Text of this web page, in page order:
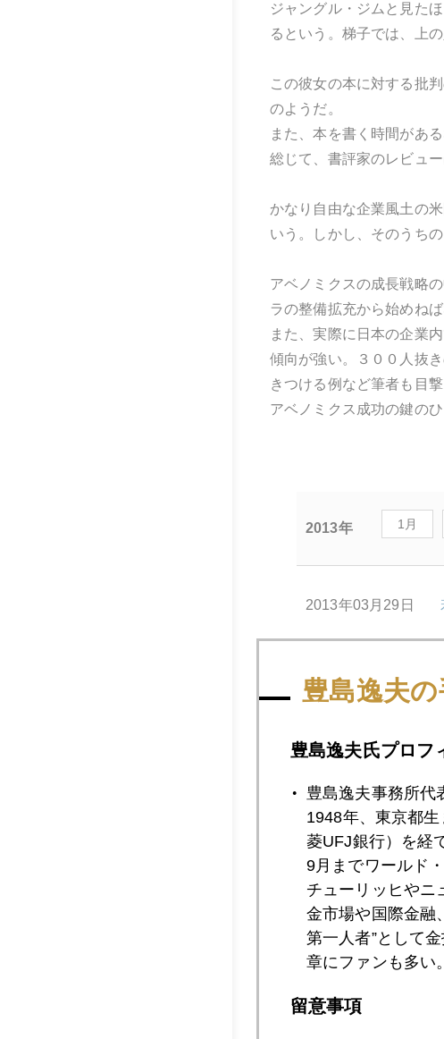
ジャングル・ジムと見た
るという。梯子では、上
この彼女の本に対する批
のようだ。
また、本を書く時間があ
総じて、書評家のレビュ
かなり自由な企業風土の
いう。しかし、そのうち
アベノミクスの成長戦略
ラの整備拡充から始めねば
また、実際に日本の企業
傾向が強い。３００人抜
きつける例など筆者も目
アベノミクス成功の鍵の
2013年 1月
2013年03月29日
2013年03月28日
2013年03月27日
2013年03月26日
2013年03月25日
2013年03月22日
豊島逸夫
豊島逸夫氏プロフ
豊島逸夫事務所代
1948年、東京都
菱UFJ銀行）を経
9月までワールド
チューリッヒやニ
金市場や国際金融
第一人者”として
章にファンも多い
留意事項